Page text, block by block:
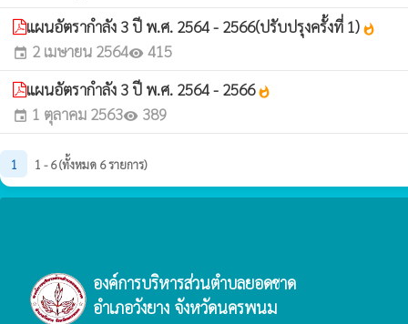
แผนอัตรากำลัง 3 ปี พ.ศ. 2564 - 2566(ปรับปรุงครั้งที่ 1) whatshot
event 2 เมษายน 2564visibility 415
แผนอัตรากำลัง 3 ปี พ.ศ. 2564 - 2566whatshot
event 1 ตุลาคม 2563visibility 389
1 1 - 6 (ทั้งหมด 6 รายการ)
องค์การบริหารส่วนตำบลยอดชาด
อำเภอวังยาง จังหวัดนครพนม